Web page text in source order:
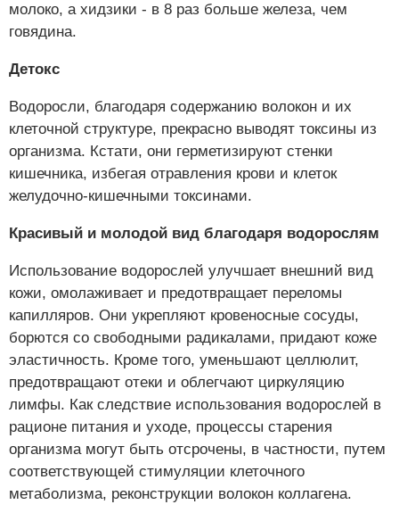
молоко, а хидзики - в 8 раз больше железа, чем
говядина.
Детокс
Водоросли, благодаря содержанию волокон и их
клеточной структуре, прекрасно выводят токсины из
организма. Кстати, они герметизируют стенки
кишечника, избегая отравления крови и клеток
желудочно-кишечными токсинами.
Красивый и молодой вид благодаря водорослям
Использование водорослей улучшает внешний вид
кожи, омолаживает и предотвращает переломы
капилляров. Они укрепляют кровеносные сосуды,
борются со свободными радикалами, придают коже
эластичность. Кроме того, уменьшают целлюлит,
предотвращают отеки и облегчают циркуляцию
лимфы. Как следствие использования водорослей в
рационе питания и уходе, процессы старения
организма могут быть отсрочены, в частности, путем
соответствующей стимуляции клеточного
метаболизма, реконструкции волокон коллагена.